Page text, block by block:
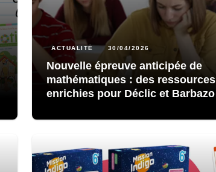
ACTUALITÉ 30/04/2026
Nouvelle épreuve anticipée de
mathématiques : des ressources
enrichies pour Déclic et Barbazo